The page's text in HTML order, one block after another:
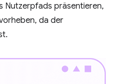
Nutzerpfads präsentieren,
da der